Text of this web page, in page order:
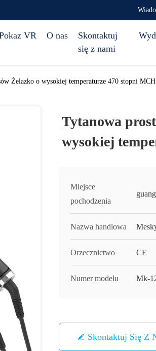
VR O nas
Skontaktuj
się z nami
Żelazko o wysokiej temperaturze 470 stopni MCH
Tytanowa
wysokiej
Miejsce
pochodzenia
Nazwa handlowa
Orzecznictwo CE
Numer modelu Mk-
Skontaktuj Się Z